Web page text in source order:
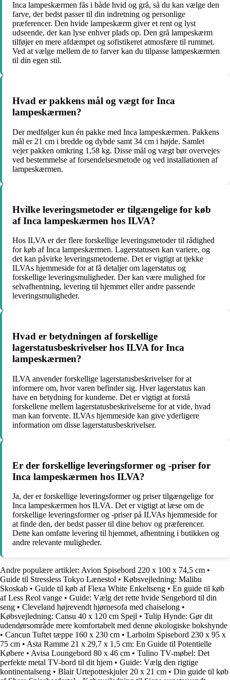
Inca lampeskærmen fås i både hvid og grå, så du kan vælge den
farve, der bedst passer til din indretning og personlige
præferencer. Den hvide lampeskærm giver et rent og lyst
udseende, der kan lyse enhver plads op. Den grå lampeskærm
tilføjer en mere afdæmpet og sofistikeret atmosfære til rummet.
Ved at vælge mellem de to farver kan du tilpasse lampeskærmen
til din egen stil.
Hvad er pakkens mål og vægt for Inca
lampeskærmen?
Der medfølger kun én pakke med Inca lampeskærmen. Pakkens
mål er 21 cm i bredde og dybde samt 34 cm i højde. Samlet
vejer pakken omkring 1,58 kg. Disse mål og vægt bør overvejes
ved bestemmelse af forsendelsesmetode og ved installationen af
lampeskærmen.
Hvilke leveringsmetoder er tilgængelige for køb
af Inca lampeskærmen hos ILVA?
Hos ILVA er der flere forskellige leveringsmetoder til rådighed
for køb af Inca lampeskærmen. Lagerstatusen kan variere, og
det kan påvirke leveringsmetoderne. Det er vigtigt at tjekke
ILVAs hjemmeside for at få detaljer om lagerstatus og
forskellige leveringsmuligheder. Der kan være mulighed for
selvafhentning, levering til hjemmet eller andre passende
leveringsmuligheder.
Hvad er betydningen af forskellige
lagerstatusbeskrivelser hos ILVA for Inca
lampeskærmen?
ILVA anvender forskellige lagerstatusbeskrivelser for at
informere om, hvor varen befinder sig. Hver lagerstatus kan
have en betydning for kunderne. Det er vigtigt at forstå
forskellene mellem lagerstatusbeskrivelserne for at vide, hvad
man kan forvente. ILVAs hjemmeside kan give yderligere
information om disse lagerstatusbeskrivelser.
Er der forskellige leveringsformer og -priser for
Inca lampeskærmen hos ILVA?
Ja, der er forskellige leveringsformer og priser tilgængelige for
Inca lampeskærmen hos ILVA. Det er vigtigt at læse om de
forskellige leveringsformer og -priser på ILVAs hjemmeside for
at finde den, der bedst passer til dine behov og præferencer.
Dette kan omfatte levering til hjemmet, afhentning i butikken og
andre relevante muligheder.
Andre populære artikler: Avion Spisebord 220 x 100 x 74,5 cm •
Guide til Stressless Tokyo Lænestol • Købsvejledning: Malibu
Skoskab • Guide til køb af Flexa White Enkeltseng • En guide til køb
af Less Reol vange • Guide: Vælg det rette hvide Sengebord til din
seng • Cleveland højrevendt hjørnesofa med chaiselong •
Købsvejledning: Cansu 40 x 120 cm Spejl • Tulip Hynde: Gør dit
udendørsområde mere komfortabelt med denne økologiske bokshynde
• Cancun Tuftet tæppe 160 x 230 cm • Larholm Spisebord 230 x 95 x
75 cm • Asta Ramme 21 x 29,7 x 1,5 cm: En Guide til Potentielle
Købere • Avisa Loungebord 80 x 46 cm • Tulino TV-møbel: Det
perfekte metal TV-bord til dit hjem • Guide: Vælg den rigtige
kontinentalseng • Blair Urtepotteskjuler 20 x 21 cm • Din guide til køb